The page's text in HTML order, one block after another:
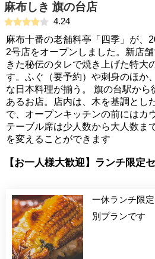
麻布しき 旗の台店
4.24
麻布十番の老舗料亭「四季」が、
2号店をオープンしました。新店
きた秘伝のタレで焼き上げた特大
す。ふぐ（要予約）や刺身のほか
な日本料理が揃う。 旗の台駅から
あるお店。店内は、木を基調とし
で、オープンキッチンの前にはカ
テーブル席は少人数から大人数ま
を変えることができます
【お一人様大歓迎】ランチ限定
一休ランチ限
別プランです